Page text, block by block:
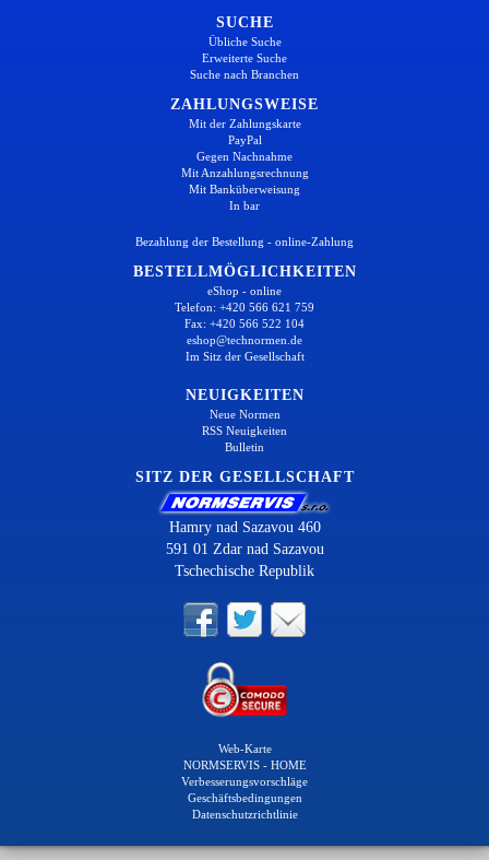
SUCHE
Übliche Suche
Erweiterte Suche
Suche nach Branchen
ZAHLUNGSWEISE
Mit der Zahlungskarte
PayPal
Gegen Nachnahme
Mit Anzahlungsrechnung
Mit Banküberweisung
In bar
Bezahlung der Bestellung - online-Zahlung
BESTELLMÖGLICHKEITEN
eShop - online
Telefon: +420 566 621 759
Fax: +420 566 522 104
eshop@technormen.de
Im Sitz der Gesellschaft
NEUIGKEITEN
Neue Normen
RSS Neuigkeiten
Bulletin
SITZ DER GESELLSCHAFT
Hamry nad Sazavou 460
591 01 Zdar nad Sazavou
Tschechische Republik
Web-Karte
NORMSERVIS - HOME
Verbesserungsvorschläge
Geschäftsbedingungen
Datenschutzrichtlinie